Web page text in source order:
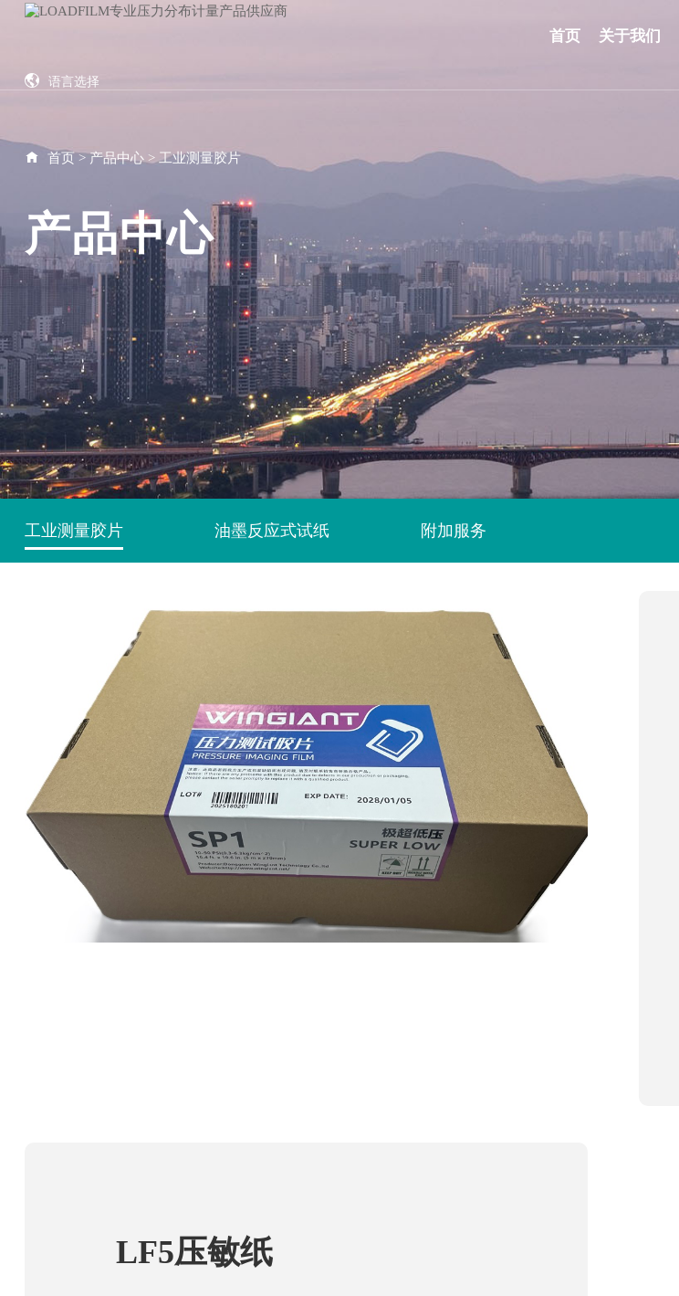
首页 关于我们
语言选择
繁体中文
Japanese
首页>产品中心> 工业测量胶片
产品中心
工业测量胶片 油墨反应式试纸 附加服务
LF5压敏纸